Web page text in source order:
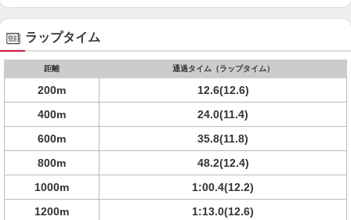
ラップタイム
距離 通過タイム（ラップタイム）
200m
12.6(12.6)
400m
24.0(11.4)
600m
35.8(11.8)
800m
48.2(12.4)
1000m
1:00.4(12.2)
1200m
1:13.0(12.6)